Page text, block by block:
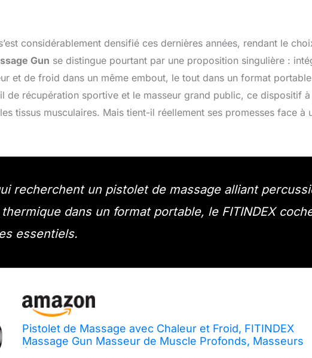
considérablement densifié ces dernières années, rendant le
Gun se distingue pourtant par une proposition singulière :
et de froid dans un même embout, le tout dans un format
de récupération sportive et le masseur grand public, ce dispositif
tissus musculaires. Mais tient-il réellement ses promesses face à
recherchent un pistolet de massage alliant
dans un format portable, le FITINDEX
essentiels.
Pistolet de Massage avec Chaleur et Froid, FITINDEX
Massage Gun Masseur de Muscle Profonds, Masseurs